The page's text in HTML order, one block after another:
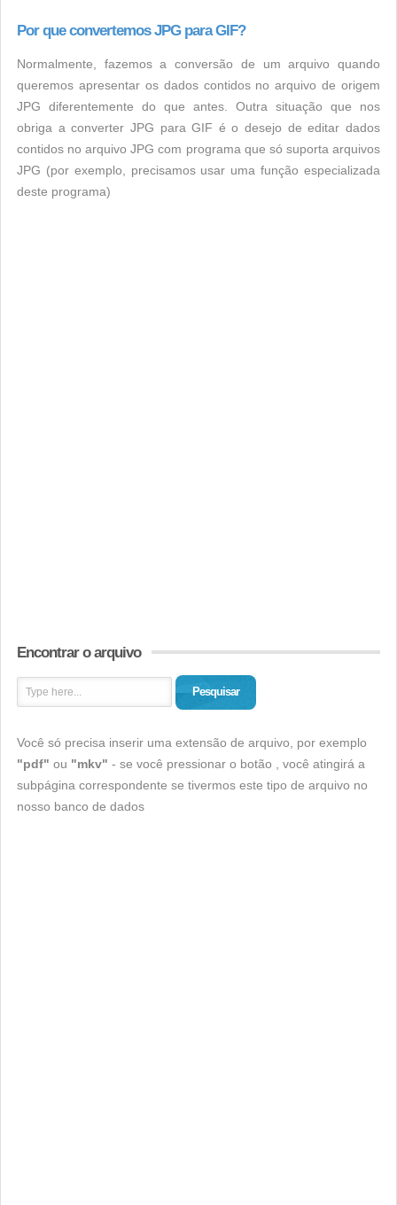
Por que convertemos JPG para GIF?
Normalmente, fazemos a conversão de um arquivo quando
queremos apresentar os dados contidos no arquivo de origem
JPG diferentemente do que antes. Outra situação que nos
obriga a converter JPG para GIF é o desejo de editar dados
contidos no arquivo JPG com programa que só suporta arquivos
JPG (por exemplo, precisamos usar uma função especializada
deste programa)
Encontrar o arquivo
Pesquisar
Você só precisa inserir uma extensão de arquivo, por exemplo
"pdf" ou "mkv" - se você pressionar o botão , você atingirá a
subpágina correspondente se tivermos este tipo de arquivo no
nosso banco de dados